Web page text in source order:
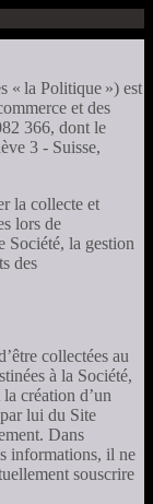
« la Politique ») est
et des
366, dont le
3 - Suisse,
la collecte et
lors de
Société, la gestion
des
collectées au
à la Société,
création d’un
lui du Site
Dans
informations, il ne
souscrire